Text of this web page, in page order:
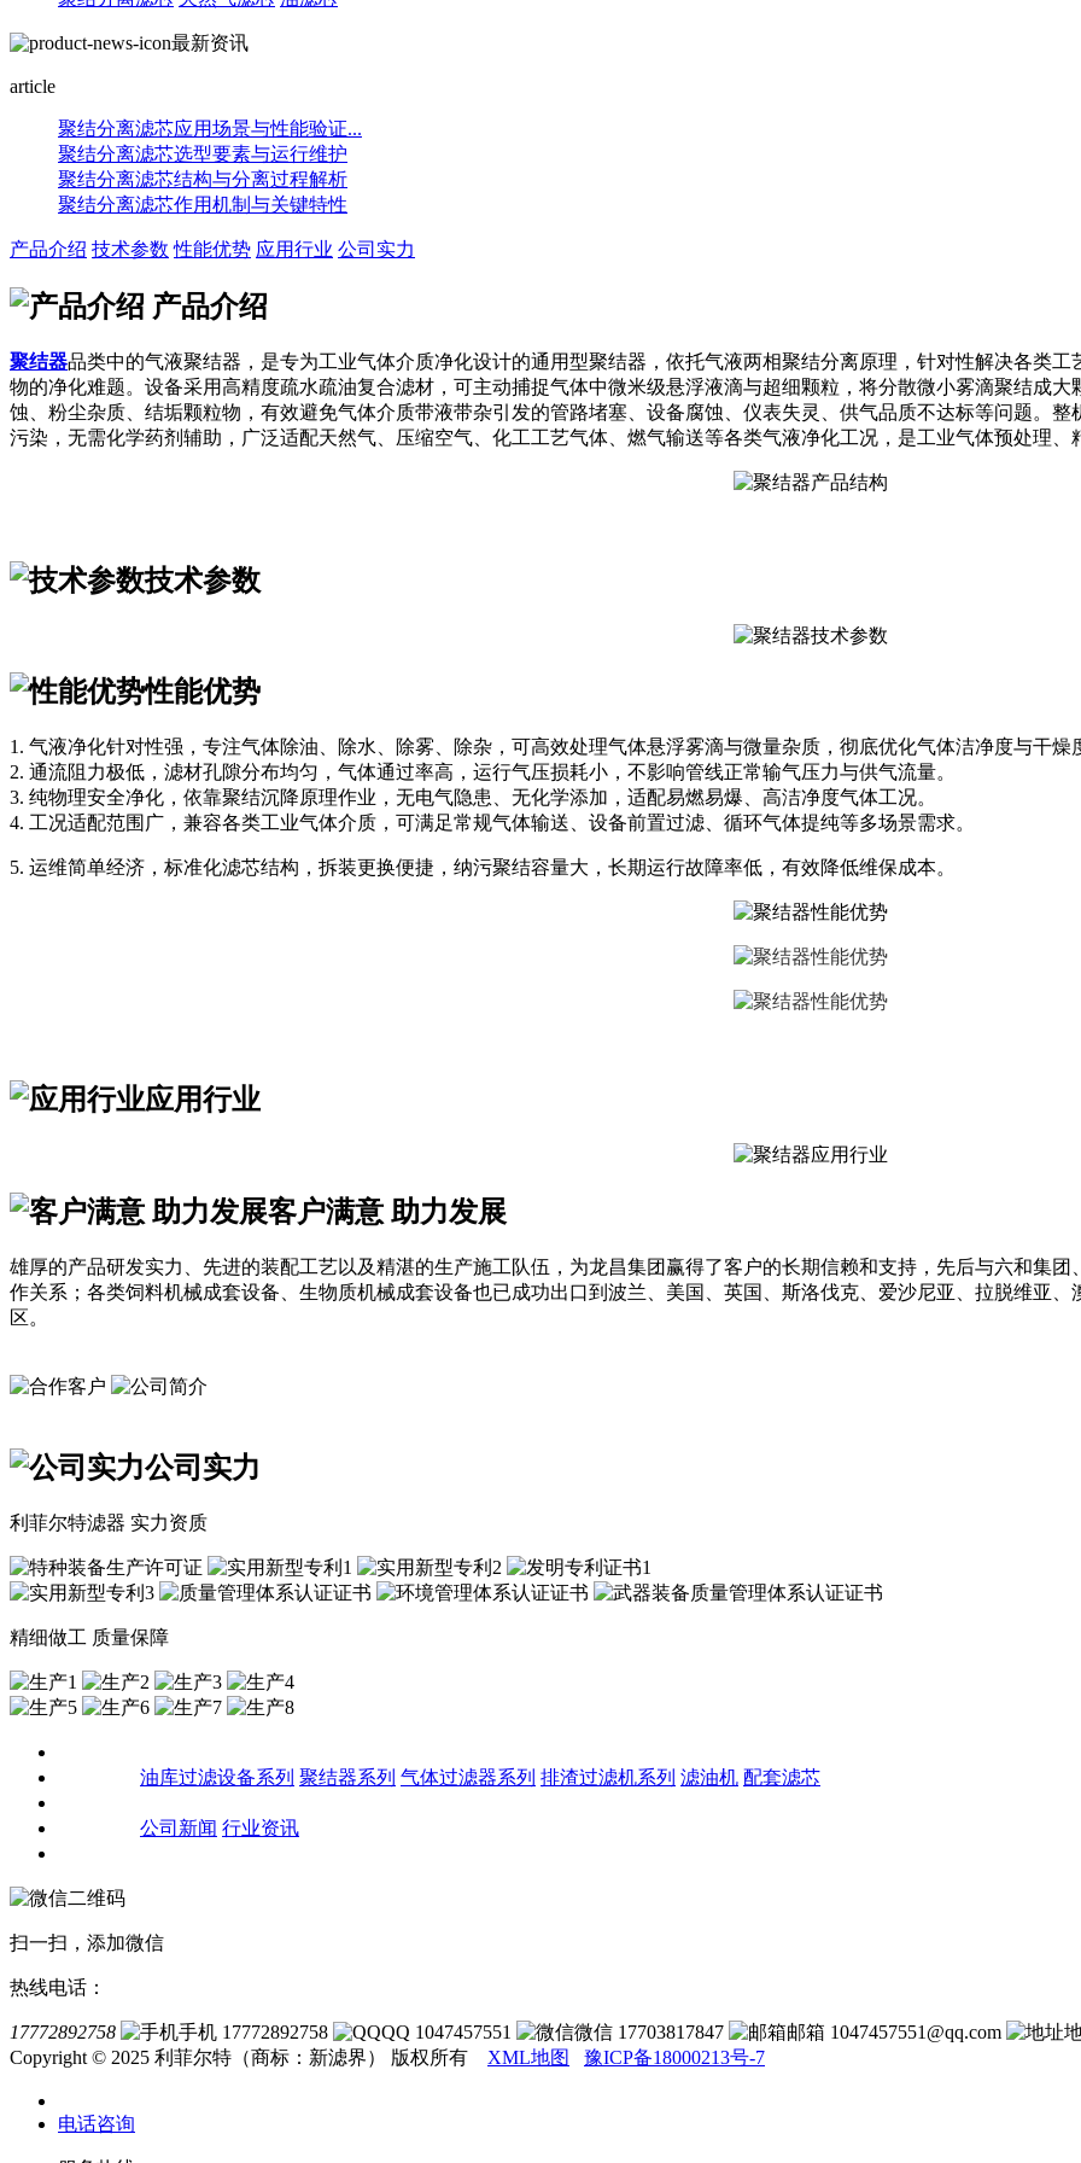
最新资讯
article
聚结分离滤芯应用场景与性能验证...
聚结分离滤芯选型要素与运行维护
聚结分离滤芯结构与分离过程解析
聚结分离滤芯作用机制与关键特性
产品介绍 技术参数 性能优势 应用行业 公司实力
产品介绍
聚结器品类中的气液聚结器，是专为工业气体介质净化设计的通用型聚结器，依托气液两相聚结分离原理，针对性解决各类
物的净化难题。设备采用高精度疏水疏油复合滤材，可主动捕捉气体中微米级悬浮液滴与超细颗粒，将分散微小雾滴聚结成
蚀、粉尘杂质、结垢颗粒物，有效避免气体介质带液带杂引发的管路堵塞、设备腐蚀、仪表失灵、供气品质不达标等问题。
污染，无需化学药剂辅助，广泛适配天然气、压缩空气、化工工艺气体、燃气输送等各类气液净化工况，是工业气体预处理、
技术参数
性能优势
1. 气液净化针对性强，专注气体除油、除水、除雾、除杂，可高效处理气体悬浮雾滴与微量杂质，彻底优化气体洁净度与干燥
2. 通流阻力极低，滤材孔隙分布均匀，气体通过率高，运行气压损耗小，不影响管线正常输气压力与供气流量。
3. 纯物理安全净化，依靠聚结沉降原理作业，无电气隐患、无化学添加，适配易燃易爆、高洁净度气体工况。
4. 工况适配范围广，兼容各类工业气体介质，可满足常规气体输送、设备前置过滤、循环气体提纯等多场景需求。
5. 运维简单经济，标准化滤芯结构，拆装更换便捷，纳污聚结容量大，长期运行故障率低，有效降低维保成本。
应用行业
客户满意 助力发展
雄厚的产品研发实力、先进的装配工艺以及精湛的生产施工队伍，为龙昌集团赢得了客户的长期信赖和支持，先后与六和集
作关系；各类饲料机械成套设备、生物质机械成套设备也已成功出口到波兰、美国、英国、斯洛伐克、爱沙尼亚、拉脱维亚
区。
公司实力
利菲尔特滤器 实力资质
精细做工 质量保障
油库过滤设备系列 聚结器系列 气体过滤器系列 排渣过滤机系列 滤油机 配套滤芯
公司新闻 行业资讯
扫一扫，添加微信
热线电话：
17772892758 手机 17772892758 QQ 1047457551 微信 17703817847 邮箱 1047457551@qq.com
Copyright © 2025 利菲尔特（商标：新滤界） 版权所有 XML地图 豫ICP备18000213号-7
电话咨询